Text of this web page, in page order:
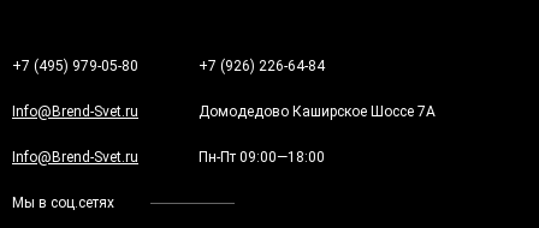
+7 (495) 979-05-80 +7 (926) 226-64-84
Info@Brend-Svet.ru Домодедово Каширское Шоссе 7А
Info@Brend-Svet.ru Пн-Пт 09:00—18:00
Мы в соц.сетях